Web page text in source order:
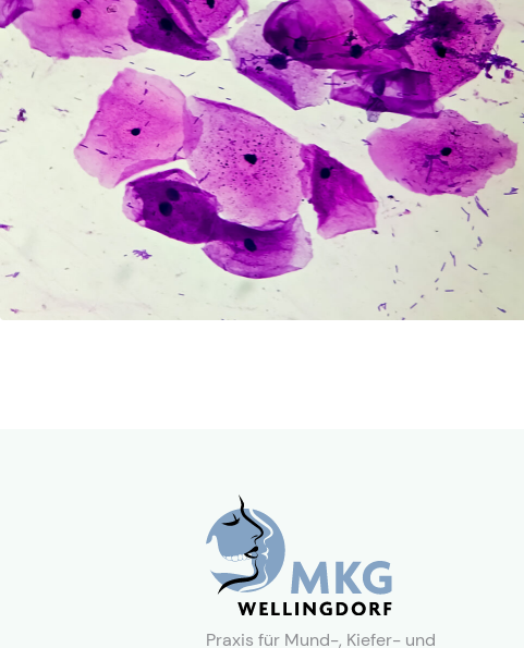
Praxis für Mund-, Kiefer- und